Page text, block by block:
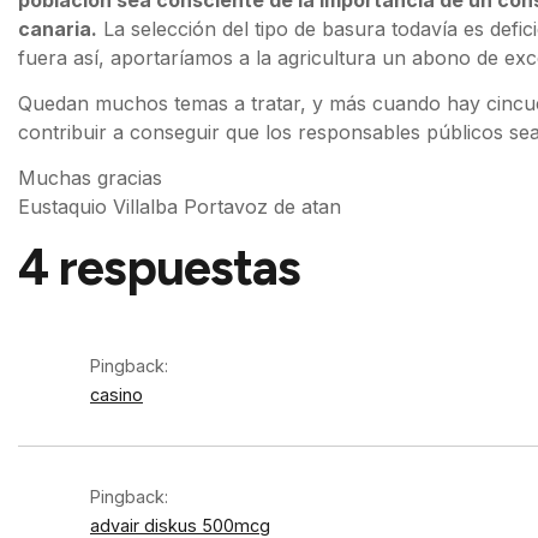
canaria. La selección del tipo de basura todavía es
fuera así, aportaríamos a la agricultura un abono de
Quedan muchos temas a tratar, y más cuando hay
contribuir a conseguir que los responsables públicos
Muchas gracias
Eustaquio Villalba Portavoz de atan
4 respuestas
Pingback:
casino
Pingback:
advair diskus 500mcg